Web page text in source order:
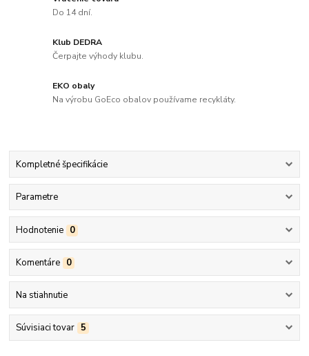
Do 14 dní.
Klub DEDRA
Čerpajte výhody klubu.
EKO obaly
Na výrobu GoEco obalov používame recykláty.
Kompletné špecifikácie
Parametre
Hodnotenie 0
Komentáre 0
Na stiahnutie
Súvisiaci tovar 5